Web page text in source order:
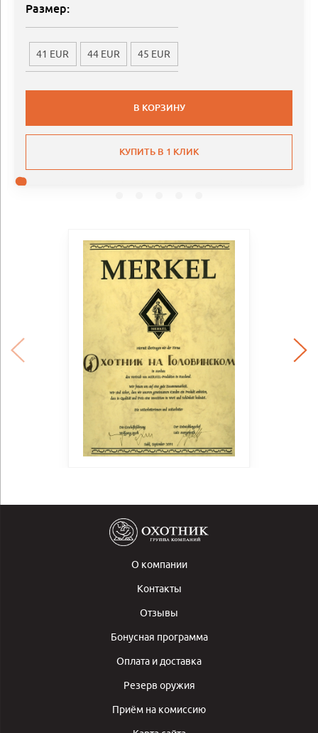
Размер:
41 EUR 44 EUR 45 EUR
В КОРЗИНУ
КУПИТЬ В 1 КЛИК
О компании
Контакты
Отзывы
Бонусная программа
Оплата и доставка
Резерв оружия
Приём на комиссию